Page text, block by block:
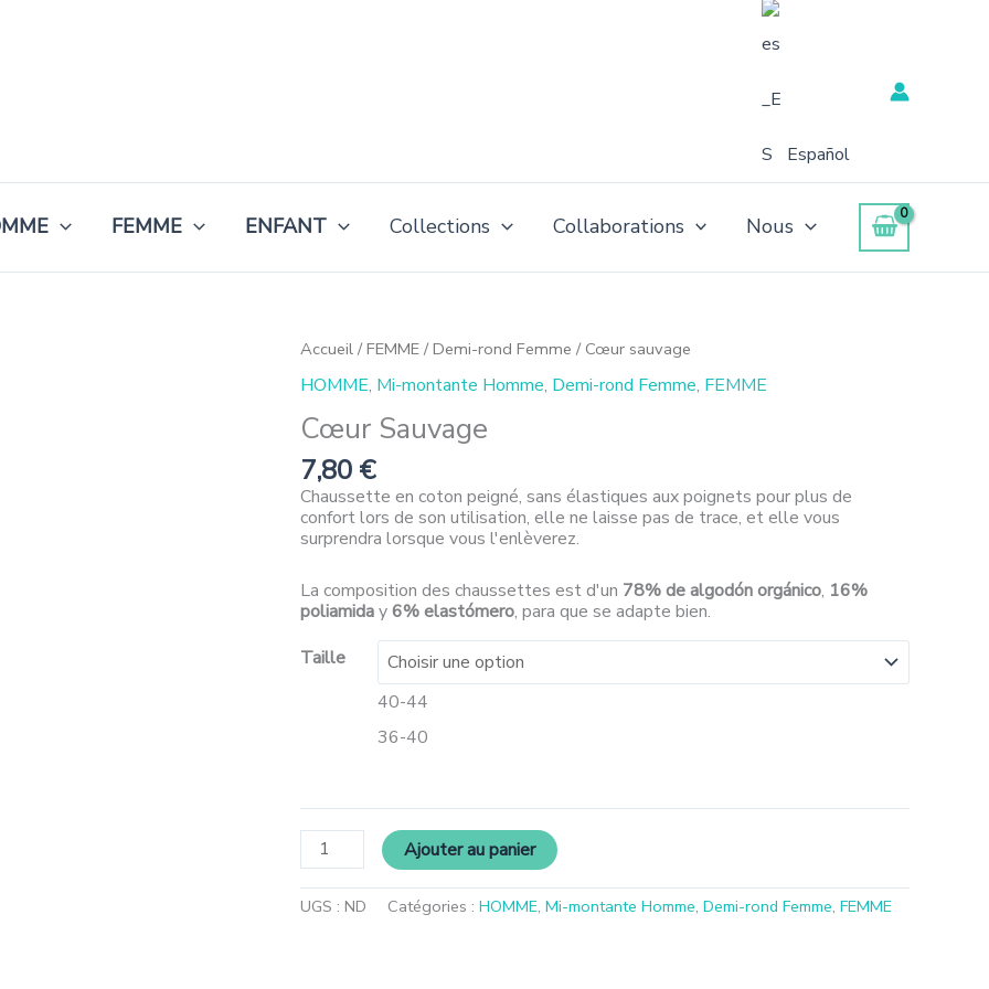
Español
FEMME ENFANT Collections Collaborations Nous
Accueil / FEMME / Demi-rond Femme / Cœur sauvage
HOMME, Mi-montante Homme, Demi-rond Femme, FEMME
Cœur Sauvage
7,80 €
Chaussette en coton peigné, sans élastiques aux poignets pour plus de
confort lors de son utilisation, elle ne laisse pas de trace, et elle vous
surprendra lorsque vous l'enlèverez.
La composition des chaussettes est d'un 78% de algodón orgánico, 16%
poliamiday6% elastómero, para que se adapte bien.
Taille
40-44
36-40
quantité
Corazón
Ajouter au panier
UGS : ND Catégories : HOMME, Mi-montante Homme, Demi-rond Femme, FEMME